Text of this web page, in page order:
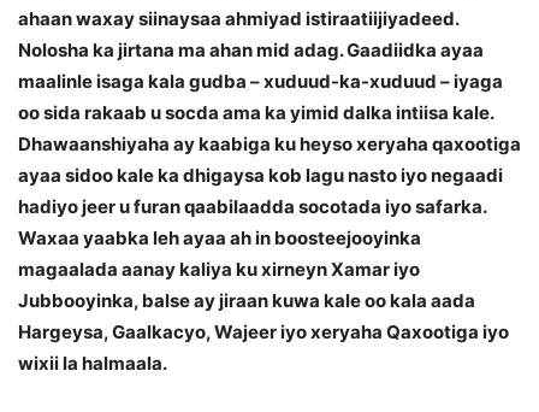
ahaan waxay siinaysaa ahmiyad istiraatiijiyadeed.
Nolosha ka jirtana ma ahan mid adag. Gaadiidka ayaa
maalinle isaga kala gudba – xuduud-ka-xuduud – iyaga
oo sida rakaab u socda ama ka yimid dalka intiisa kale.
Dhawaanshiyaha ay kaabiga ku heyso xeryaha qaxootiga
ayaa sidoo kale ka dhigaysa kob lagu nasto iyo negaadi
hadiyo jeer u furan qaabilaadda socotada iyo safarka.
Waxaa yaabka leh ayaa ah in boosteejooyinka
magaalada aanay kaliya ku xirneyn Xamar iyo
Jubbooyinka, balse ay jiraan kuwa kale oo kala aada
Hargeysa, Gaalkacyo, Wajeer iyo xeryaha Qaxootiga iyo
wixii la halmaala.